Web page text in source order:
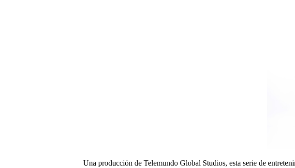
Una producción de Telemundo Global Studios, esta serie de